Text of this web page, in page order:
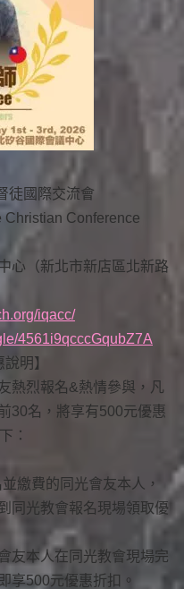
徒國際交流會
Christian Conference
心（新北市新店區北新路
iqacc/
4561i9qcccGqubZ7A
明】
熱烈報名&熱情參與，凡
30名，將享有500元優惠
：
繳費的同光會友本人，
同光教會報名現場領取優
友本人在同光教會現場完
享500元優惠折扣。